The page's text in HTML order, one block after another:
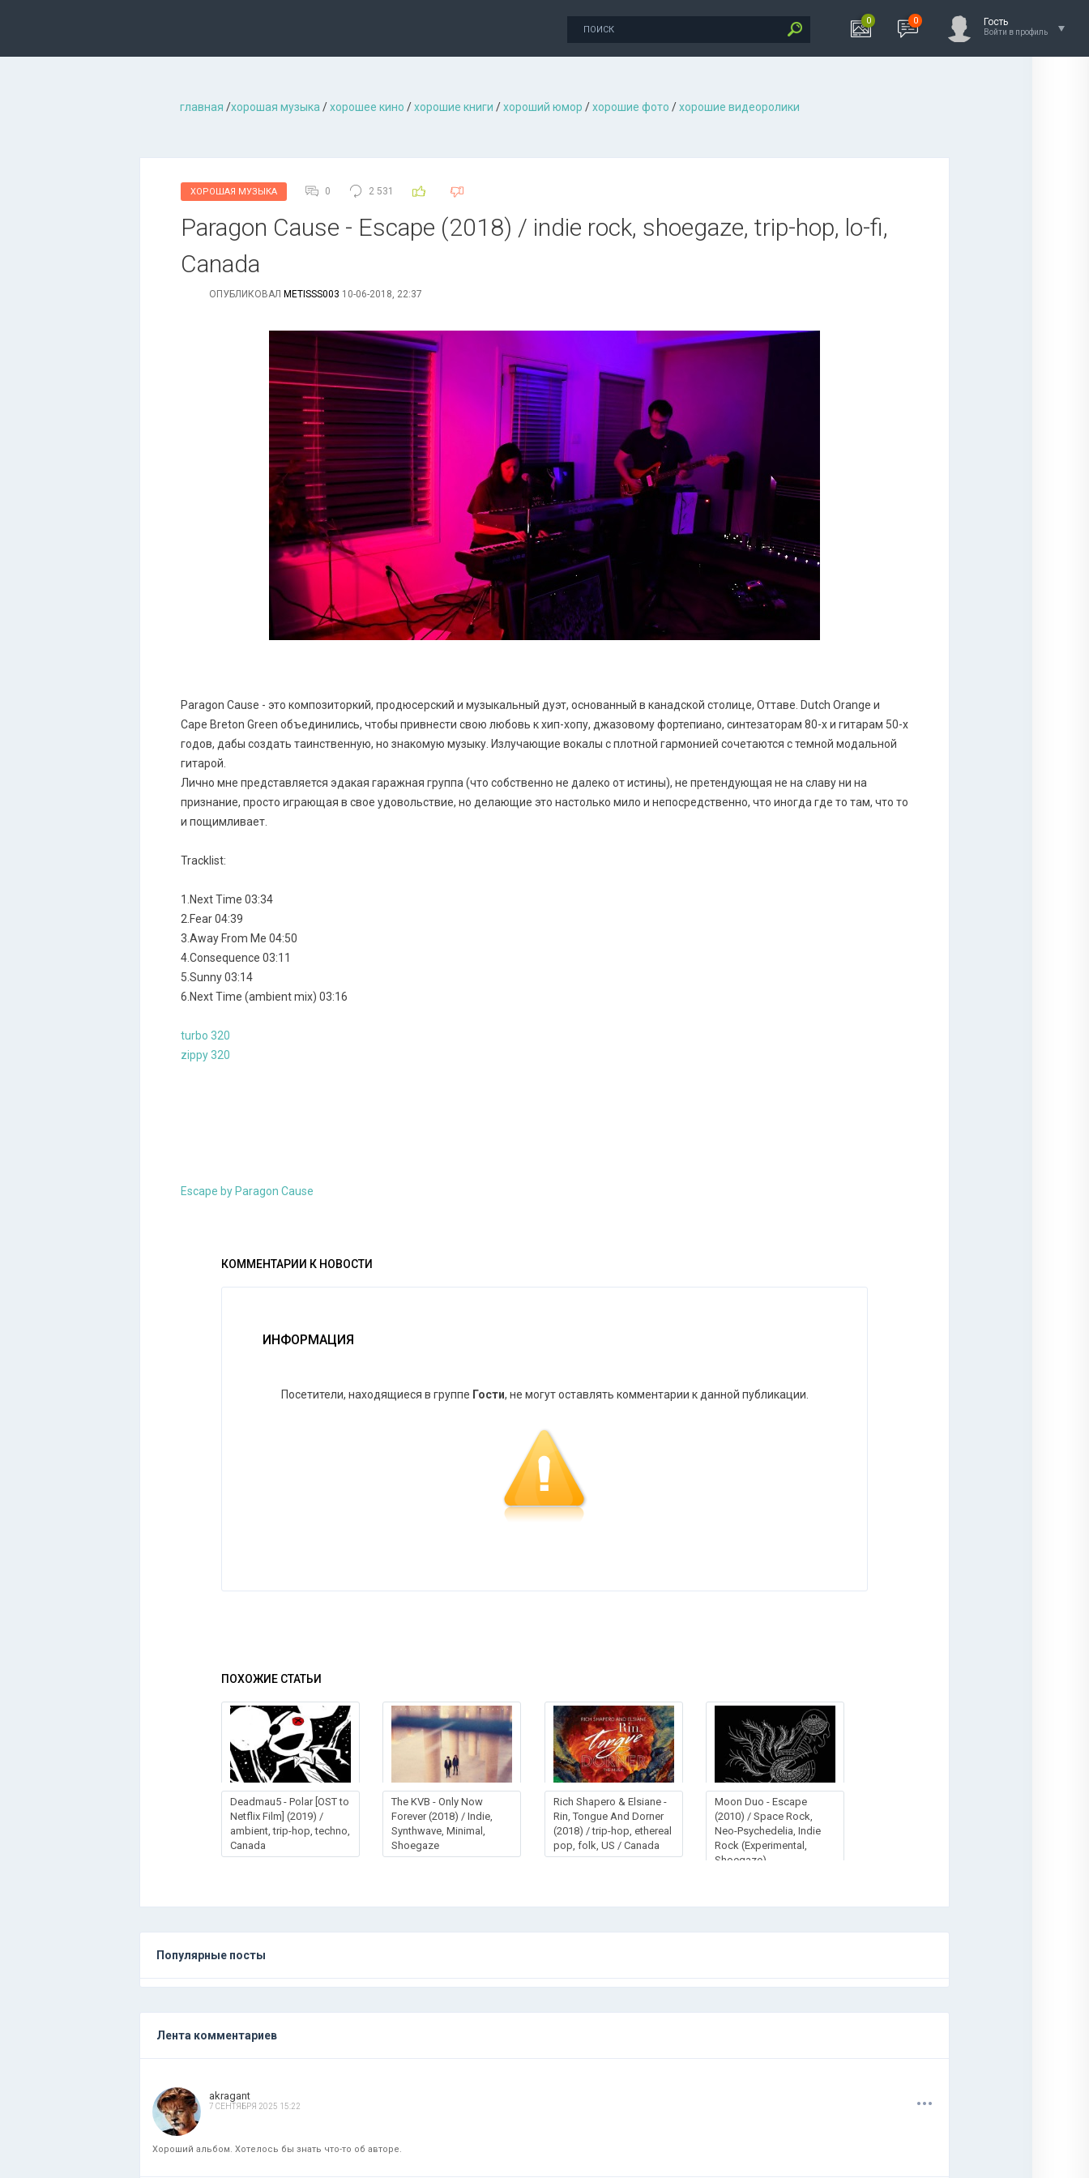
0 0 Гость
Войти в профиль
главная /хорошая музыкa /хорошее кино /хорошие книги /хороший юмор /хорошие фото /хорошие видеоролики
ХОРОШАЯ МУЗЫКА 0 2 531
Paragon Cause - Escape (2018) / indie rock, shoegaze, trip-hop, lo-fi,
Canada
ОПУБЛИКОВАЛ METISSS003 10-06-2018, 22:37
Paragon Cause - это композиторкий, продюсерский и музыкальный дуэт, основанный в канадской столице, Оттаве. Dutch Orange и
Cape Breton Green объединились, чтобы привнести свою любовь к хип-хопу, джазовому фортепиано, синтезаторам 80-х и гитарам 50-х
годов, дабы создать таинственную, но знакомую музыку. Излучающие вокалы с плотной гармонией сочетаются с темной модальной
гитарой.
Лично мне представляется эдакая гаражная группа (что собственно не далеко от истины), не претендующая не на славу ни на
признание, просто играющая в свое удовольствие, но делающие это настолько мило и непосредственно, что иногда где то там, что то
и пощимливает.
Tracklist:
1.Next Time 03:34
2.Fear 04:39
3.Away From Me 04:50
4.Consequence 03:11
5.Sunny 03:14
6.Next Time (ambient mix) 03:16
turbo 320
zippy 320
Escape by Paragon Cause
КОММЕНТАРИИ К НОВОСТИ
ИНФОРМАЦИЯ
Посетители, находящиеся в группе Гости, не могут оставлять комментарии к данной публикации.
ПОХОЖИЕ СТАТЬИ
Deadmau5 - Polar [OST to
Netflix Film] (2019) /
ambient, trip-hop, techno,
Canada
The KVB - Only Now
Forever (2018) / Indie,
Synthwave, Minimal,
Shoegaze
Rich Shapero & Elsiane -
Rin, Tongue And Dorner
(2018) / trip-hop, ethereal
pop, folk, US / Canada
Moon Duo - Escape
(2010) / Space Rock,
Neo-Psychedelia, Indie
Rock (Experimental,
Shoegaze)
Популярные посты
Лента комментариев
akragant
7 СЕНТЯБРЯ 2025 15:22 ...
Хороший альбом. Хотелось бы знать что-то об авторе.